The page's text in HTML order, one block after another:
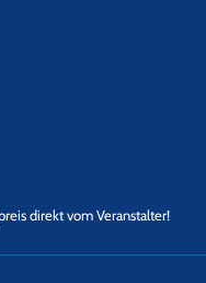
direkt vom Veranstalter!